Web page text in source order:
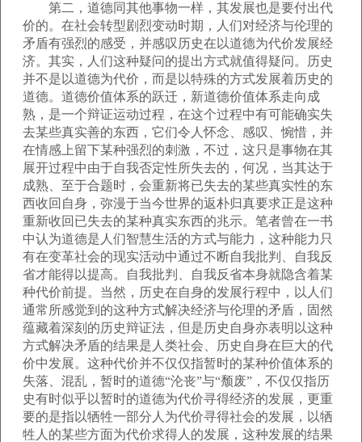
第二，道德同其他事物一样，其发展也是要付出代
价的。在社会转型剧烈变动时期，人们对经济与伦理的
矛盾有强烈的感受，并感叹历史在以道德为代价发展经
济。其实，人们这种疑问的提出方式就值得疑问。历史
并不是以道德为代价，而是以特殊的方式发展着历史的
道德。道德价值体系的跃迁，新道德价值体系走向成
熟，是一个辩证运动过程，在这个过程中有可能确实失
去某些真实善的东西，它们令人怀念、感叹、惋惜，并
在情感上留下某种强烈的刺激，不过，这只是事物在其
展开过程中由于自我否定性所失去的，何况，当其达于
成熟、至于合题时，会重新将已失去的某些真实性的东
西收回自身，弥漫于当今世界的返朴归真要求正是这种
重新收回已失去的某种真实东西的兆示。笔者曾在一书
中认为道德是人们智慧生活的方式与能力，这种能力只
有在变革社会的现实活动中通过不断自我批判、自我反
省才能得以提高。自我批判、自我反省本身就隐含着某
种代价前提。当然，历史在自身的发展行程中，以人们
通常所感觉到的这种方式解决经济与伦理的矛盾，固然
蕴藏着深刻的历史辩证法，但是历史自身亦表明以这种
方式解决矛盾的结果是人类社会、历史自身在巨大的代
价中发展。这种代价并不仅仅指暂时的某种价值体系的
失落、混乱，暂时的道德“沦丧”与“颓废”，不仅仅指历
史有时似乎以暂时的道德为代价寻得经济的发展，更重
要的是指以牺牲一部分人为代价寻得社会的发展，以牺
牲人的某些方面为代价求得人的发展，这种发展的结果